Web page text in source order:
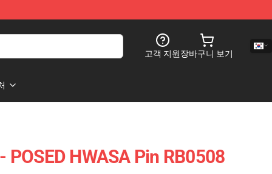
고객 지원장바구니 보기
HWASA Pin RB0508